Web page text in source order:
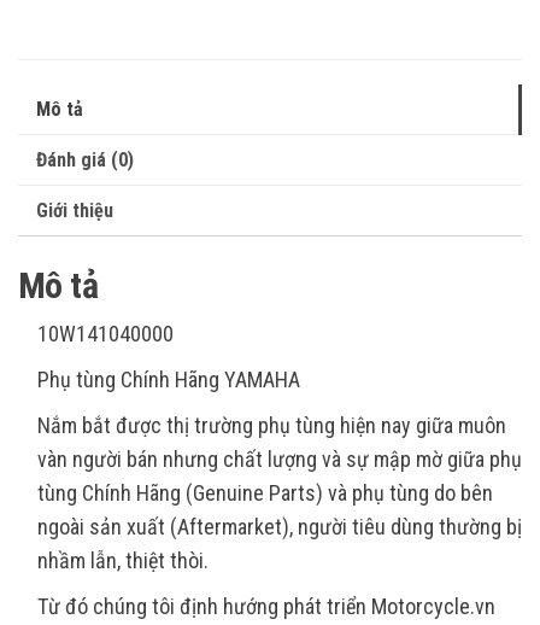
Mô tả
Đánh giá (0)
Giới thiệu
Mô tả
10W141040000
Phụ tùng Chính Hãng YAMAHA
Nắm bắt được thị trường phụ tùng hiện nay giữa muôn
vàn người bán nhưng chất lượng và sự mập mờ giữa phụ
tùng Chính Hãng (Genuine Parts) và phụ tùng do bên
ngoài sản xuất (Aftermarket), người tiêu dùng thường bị
nhầm lẫn, thiệt thòi.
Từ đó chúng tôi định hướng phát triển Motorcycle.vn